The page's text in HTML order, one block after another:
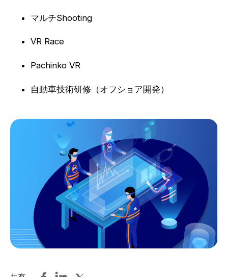
マルチShooting
VR Race
Pachinko VR
自動車技術研修（オフショア開発）